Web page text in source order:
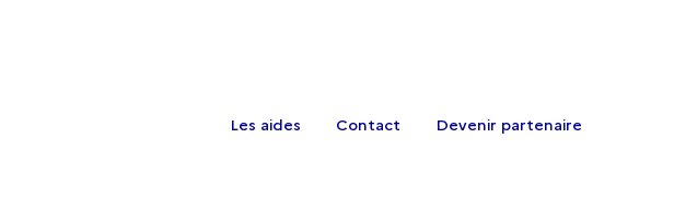
Les aides Contact Devenir partenaire